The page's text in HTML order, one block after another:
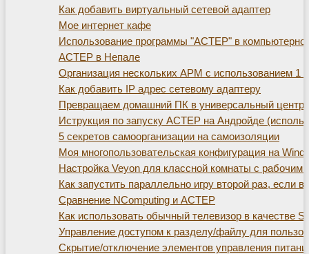
Как добавить виртуальный сетевой адаптер
Мое интернет кафе
Использование программы "АСТЕР" в
АСТЕР в Непале
Организация нескольких АРМ с использованием 1
Как добавить IP адрес сетевому адаптеру
Превращаем домашний ПК в универсальный центр
Иструкция по запуску АСТЕР на Андройде
5 секретов самоорганизации на самоизоляции
Моя многопользовательская конфигурация на
Настройка Veyon для классной комнаты с рабочим
Как запустить параллельно игру второй раз, если
Сравнение NComputing и АСТЕР
Как использовать обычный телевизор в качестве
Управление доступом к разделу/файлу для
Скрытие/отключение элементов управления